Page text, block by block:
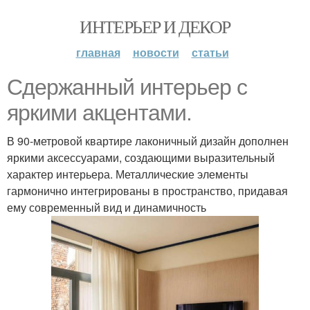
ИНТЕРЬЕР И ДЕКОР
главная новости статьи
Сдержанный интерьер с
яркими акцентами.
В 90-метровой квартире лаконичный дизайн дополнен
яркими аксессуарами, создающими выразительный
характер интерьера. Металлические элементы
гармонично интегрированы в пространство, придавая
ему современный вид и динамичность